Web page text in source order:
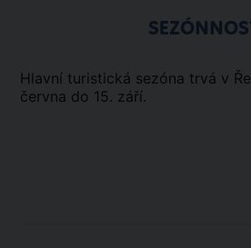
Hlavní turistická sezóna trvá v
června do 15. září.